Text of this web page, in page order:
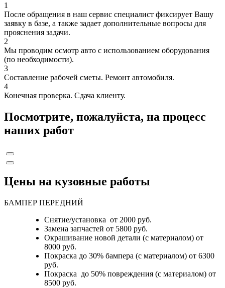
1
После обращения в наш сервис специалист фиксирует Вашу
заявку в базе, а также задает дополнительные вопросы для
прояснения задачи.
2
Мы проводим осмотр авто с использованием оборудования
(по необходимости).
3
Составление рабочей сметы. Ремонт автомобиля.
4
Конечная проверка. Сдача клиенту.
Посмотрите, пожалуйста, на процесс
наших работ
Цены на кузовные работы
БАМПЕР ПЕРЕДНИЙ
Снятие/установка от 2000 руб.
Замена запчастей от 5800 руб.
Окрашивание новой детали (с материалом) от
8000 руб.
Покраска до 30% бампера (с материалом) от 6300
руб.
Покраска до 50% повреждения (с материалом) от
8500 руб.